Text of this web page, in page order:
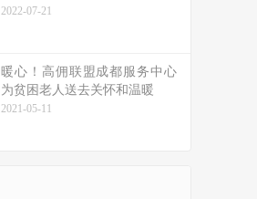
2022-07-21
暖心！高佣联盟成都服务中心
为贫困老人送去关怀和温暖
2021-05-11